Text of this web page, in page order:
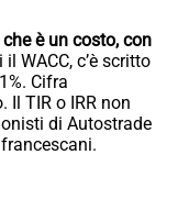
è un costo, con
il WACC, c’è scritto
Cifra
Il TIR o IRR non
di Autostrade